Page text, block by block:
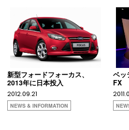
新型フォードフォーカス、
2013年に日本投入
2012.09.21
NEWS & INFORMATION
ベッ
FX